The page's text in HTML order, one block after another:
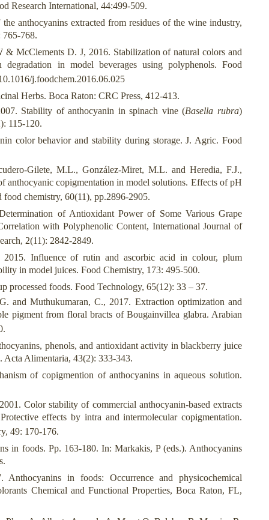
Research International, 44:499-509.
anthocyanins extracted from residues of the wine industry,
768.
& McClements D. J, 2016. Stabilization of natural colors and
in model beverages using polyphenols. Food
j.foodchem.2016.06.025
Herbs. Boca Raton: CRC Press, 412-413.
Stability of anthocyanin in spinach vine (Basella rubra)
115-120.
color behavior and stability during storage. J. Agric. Food
Gilete, M.L., González-Miret, M.L. and Heredia, F.J.,
anthocyanic copigmentation in model solutions. Effects of pH
chemistry, 60(11), pp.2896-2905.
of Antioxidant Power of Some Various Grape
with Polyphenolic Content, International Journal of
2(11): 2842-2849.
Influence of rutin and ascorbic acid in colour, plum
in model juices. Food Chemistry, 173: 495-500.
foods. Food Technology, 65(12): 33 – 37.
and Muthukumaran, C., 2017. Extraction optimization and
pigment from floral bracts of Bougainvillea glabra. Arabian
phenols, and antioxidant activity in blackberry juice
Alimentaria, 43(2): 333-343.
of copigmention of anthocyanins in aqueous solution.
Color stability of commercial anthocyanin-based extracts
effects by intra and intermolecular copigmentation.
49: 170-176.
in foods. Pp. 163-180. In: Markakis, P (eds.). Anthocyanins
in foods: Occurrence and physicochemical
Chemical and Functional Properties, Boca Raton, FL,